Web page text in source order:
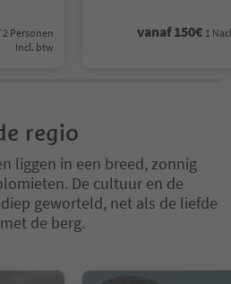
2 Personen
Incl. btw
vanaf150€ 1
regio
liggen in een breed, zonnig
De cultuur en de
geworteld, net als de liefde
de berg.